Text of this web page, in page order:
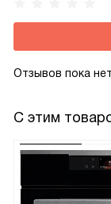
Отзывов пока
С этим